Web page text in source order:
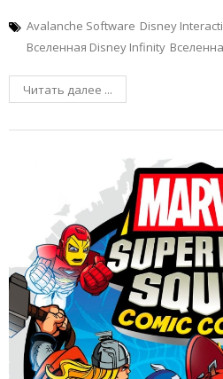
Avalanche Software Disney
Вселенная Disney Infinity
Читать далее ...